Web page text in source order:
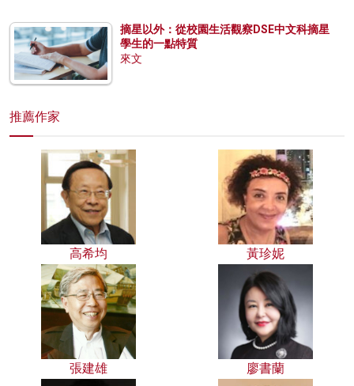
摘星以外：從校園生活觀察DSE中文科摘星
學生的一點特質
來文
推薦作家
高希均 黃珍妮
張建雄 廖書蘭